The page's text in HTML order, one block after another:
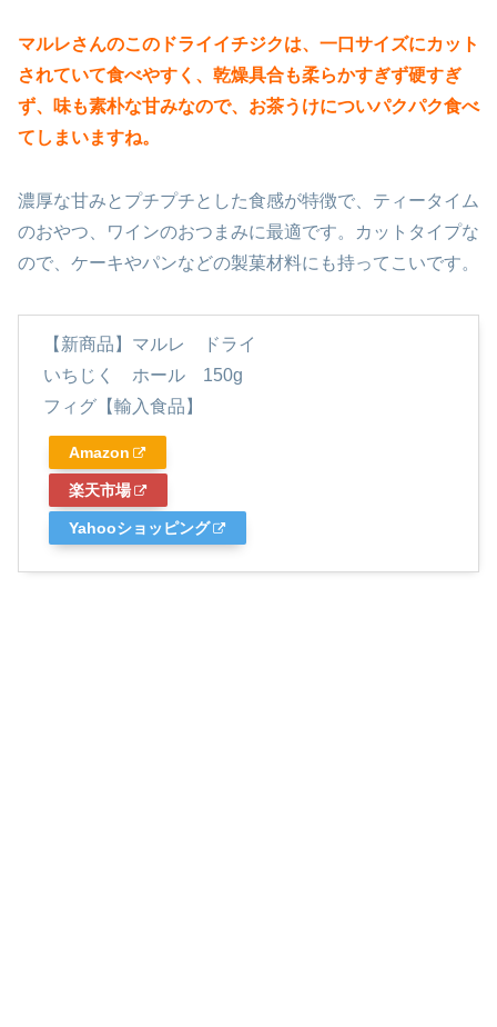
マルレさんのこのドライイチジクは、一口サイズにカット
されていて食べやすく、乾燥具合も柔らかすぎず硬すぎ
ず、味も素朴な甘みなので、お茶うけについパクパク食べ
てしまいますね。
濃厚な甘みとプチプチとした食感が特徴で、ティータイム
のおやつ、ワインのおつまみに最適です。カットタイプな
ので、ケーキやパンなどの製菓材料にも持ってこいです。
【新商品】マルレ ドライ
いちじく ホール 150g
フィグ【輸入食品】
Amazon
楽天市場
Yahooショッピング